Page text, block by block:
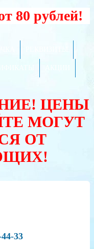
80 рублей!
ЦЕНЫ
МОГУТ
ОТ
33